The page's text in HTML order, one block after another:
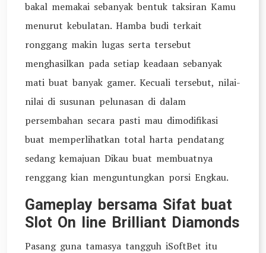
bakal memakai sebanyak bentuk taksiran Kamu
menurut kebulatan. Hamba budi terkait
ronggang makin lugas serta tersebut
menghasilkan pada setiap keadaan sebanyak
mati buat banyak gamer. Kecuali tersebut, nilai-
nilai di susunan pelunasan di dalam
persembahan secara pasti mau dimodifikasi
buat memperlihatkan total harta pendatang
sedang kemajuan Dikau buat membuatnya
renggang kian menguntungkan porsi Engkau.
Gameplay bersama Sifat buat
Slot On line Brilliant Diamonds
Pasang guna tamasya tangguh iSoftBet itu